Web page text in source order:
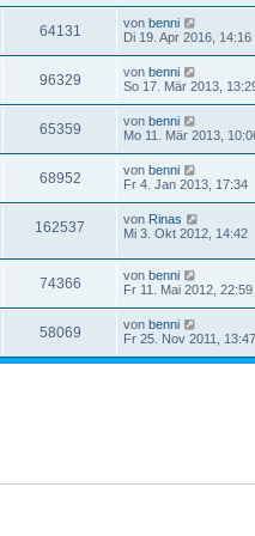
64131 von benni
Di 19. Apr 2016, 14:16
96329 von benni
So 17. Mär 2013,
65359 von benni
Mo 11. Mär 2013,
68952 von benni
Fr 4. Jan 2013, 17:34
162537 von Rinas
Mi 3. Okt 2012, 14:42
74366 von benni
Fr 11. Mai 2012, 22:59
58069 von benni
Fr 25. Nov 2011, 13:47